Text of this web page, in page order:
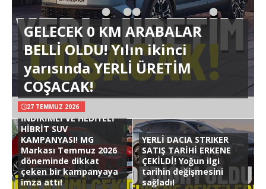
GELECEK 0 KM ARABALAR
BELLİ OLDU! Yılın ikinci
yarısında YERLİ ÜRETİM
COŞACAK!
27 TEMMUZ 2026
İNDİRİMLİ VE HEDİYELİ
HİBRİT SUV
KAMPANYASI! MG
Markası Temmuz 2026
döneminde dikkat
çeken bir kampanyaya
imza attı!
YERLİ DACIA STRIKER
SATIŞ TARİHİ ERKENE
ÇEKİLDİ! Yoğun ilgi
tarihin değişmesini
sağladı!